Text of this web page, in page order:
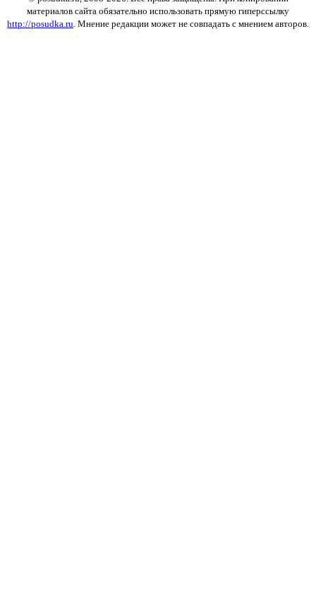
материалов сайта обязательно использовать прямую гиперссылку
http://posudka.ru. Мнение редакции может не совпадать с мнением авторов.